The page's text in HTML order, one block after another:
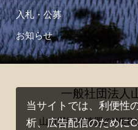
入札・公募
お知らせ
一般社団法人
山口県観光連盟のWEB
当サイトでは、利便性
析、広告配信のために